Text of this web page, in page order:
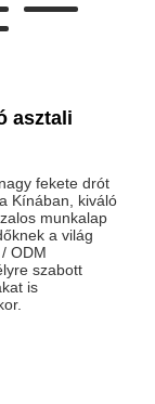
asztali
fekete drót
Kínában, kiváló
munkalap
a világ
ODM
szabott
is